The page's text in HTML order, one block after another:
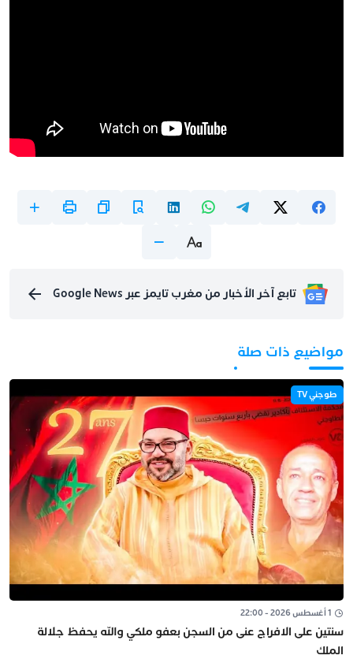
تابع آخر الأخبار من مغرب تايمز عبر Google News
مواضيع ذات صلة
طوجني TV
1 أغسطس 2026 - 22:00
سنتين على الافراج عنى من السجن بعفو ملكي والله يحفظ جلالة
الملك